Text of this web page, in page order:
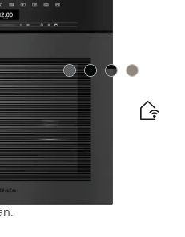
levering
Kleur:Kleur:Kleur:Kleur:
met